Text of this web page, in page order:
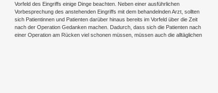
Vorfeld des Eingriffs einige Dinge beachten. Neben einer ausführlichen
Vorbesprechung des anstehenden Eingriffs mit dem behandelnden Arzt, sollten
sich Patientinnen und Patienten darüber hinaus bereits im Vorfeld über die Zeit
nach der Operation Gedanken machen. Dadurch, dass sich die Patienten nach
einer Operation am Rücken viel schonen müssen, müssen auch die alltäglichen